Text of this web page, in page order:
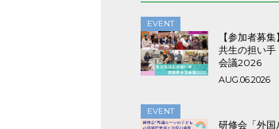
EVENT
【参加者募
共生の担い手
会議2026
AUG.06.2026
EVENT
研修会「外国